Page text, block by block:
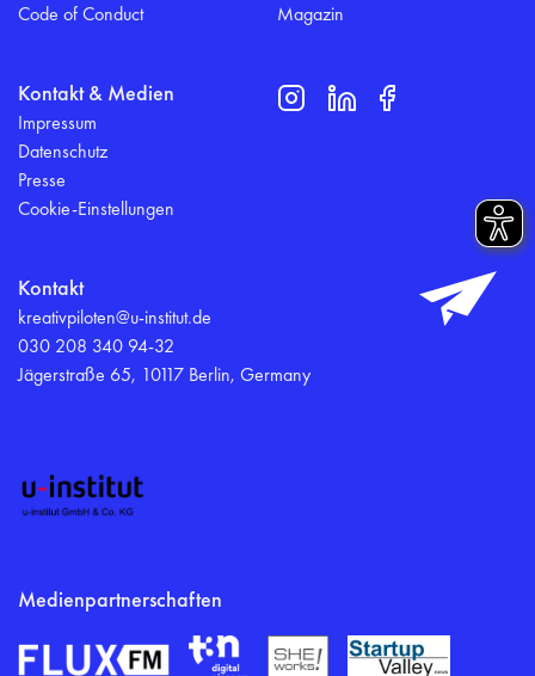
Code of Conduct
Magazin
Kontakt & Medien
Impressum
Datenschutz
Presse
Cookie-Einstellungen
Kontakt
kreativpiloten@u-institut.de
030 208 340 94-32
Jägerstraße 65, 10117 Berlin, Germany
Medienpartnerschaften